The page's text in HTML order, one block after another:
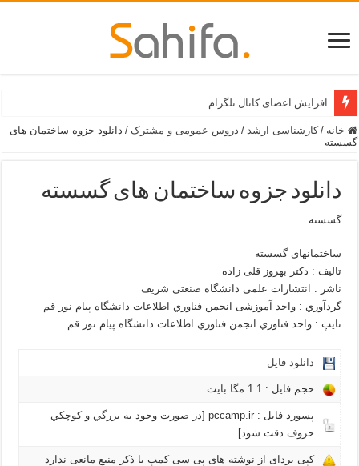
افزایش اعضای کانال تلگرام
خانه / کارشناسی ارشد / دروس عمومی و مشترک / دانلود جزوه ساختمان های
گسسته
دانلود جزوه ساختمان های گسسته
گسسته
ساختمانهاي گسسته
تالیف : دکتر بهروز قلی زاده
ناشر : انتشارات علمی دانشگاه صنعتی شریف
گردآوري : واحد آموزشی انجمن فناوري اطلاعات دانشگاه پیام نور قم
تایپ : واحد فناوري انجمن فناوري اطلاعات دانشگاه پیام نور قم
دانلود فایل
حجم فایل : 1.1 مگا بايت
پسورد فایل : pccamp.ir [در صورت وجود به بزرگي و كوچكي
حروف دقت شود]
کپی بردای از نوشته های پی سی کمپ با ذکر منبع مانعی ندارد